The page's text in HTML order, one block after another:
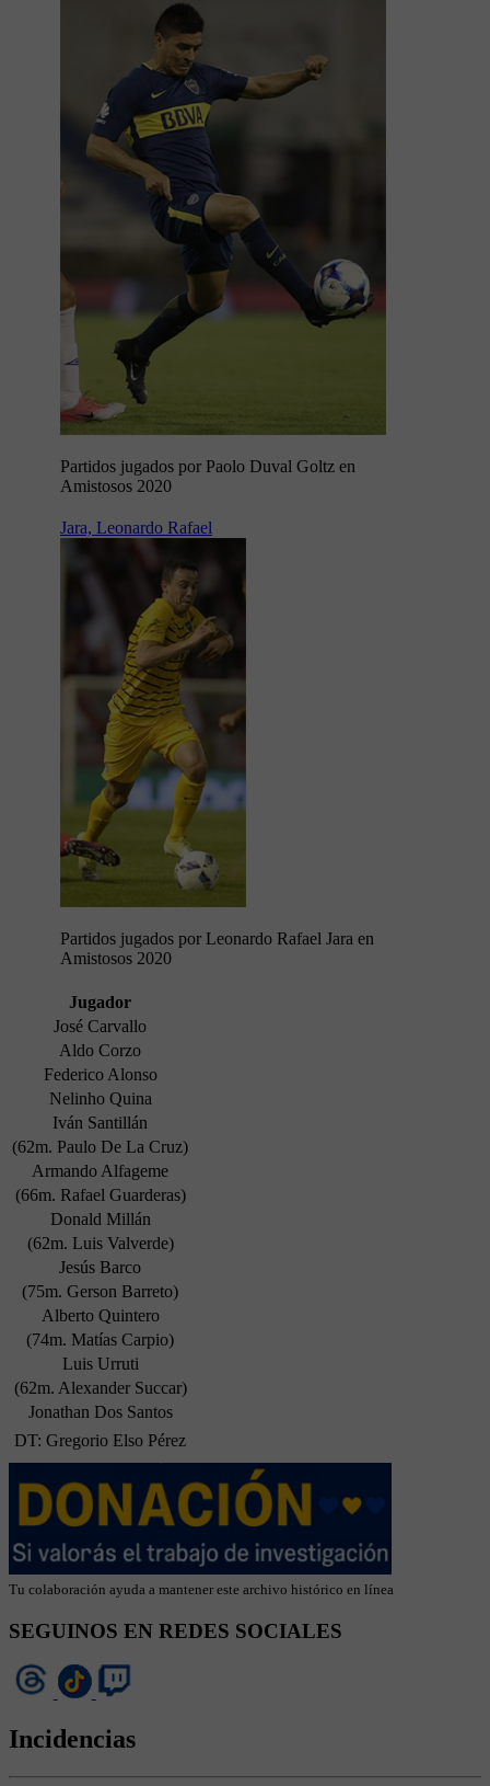
Partidos jugados por Paolo Duval Goltz en
Amistosos 2020
Jara, Leonardo Rafael
Partidos jugados por Leonardo Rafael Jara en
Amistosos 2020
Jugador
José Carvallo
Aldo Corzo
Federico Alonso
Nelinho Quina
Iván Santillán
(62m. Paulo De La Cruz)
Armando Alfageme
(66m. Rafael Guarderas)
Donald Millán
(62m. Luis Valverde)
Jesús Barco
(75m. Gerson Barreto)
Alberto Quintero
(74m. Matías Carpio)
Luis Urruti
(62m. Alexander Succar)
Jonathan Dos Santos
DT: Gregorio Elso Pérez
Tu colaboración ayuda a mantener este archivo histórico en línea
SEGUINOS EN REDES SOCIALES
Incidencias